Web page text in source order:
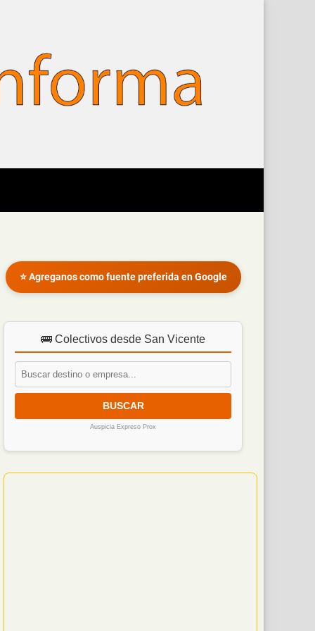
⭐ Agreganos como fuente preferida en Google
🚌 Colectivos desde San Vicente
BUSCAR
Auspicia Expreso Prox